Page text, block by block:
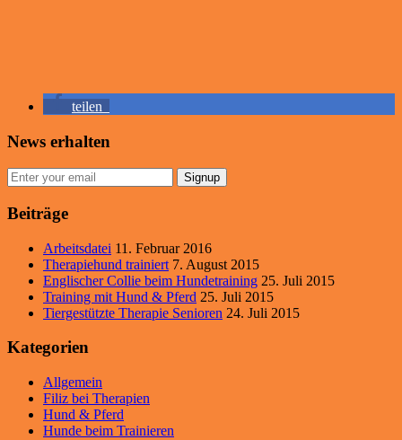
teilen
News erhalten
Signup
Beiträge
Arbeitsdatei 11. Februar 2016
Therapiehund trainiert 7. August 2015
Englischer Collie beim Hundetraining 25. Juli 2015
Training mit Hund & Pferd 25. Juli 2015
Tiergestützte Therapie Senioren 24. Juli 2015
Kategorien
Allgemein
Filiz bei Therapien
Hund & Pferd
Hunde beim Trainieren